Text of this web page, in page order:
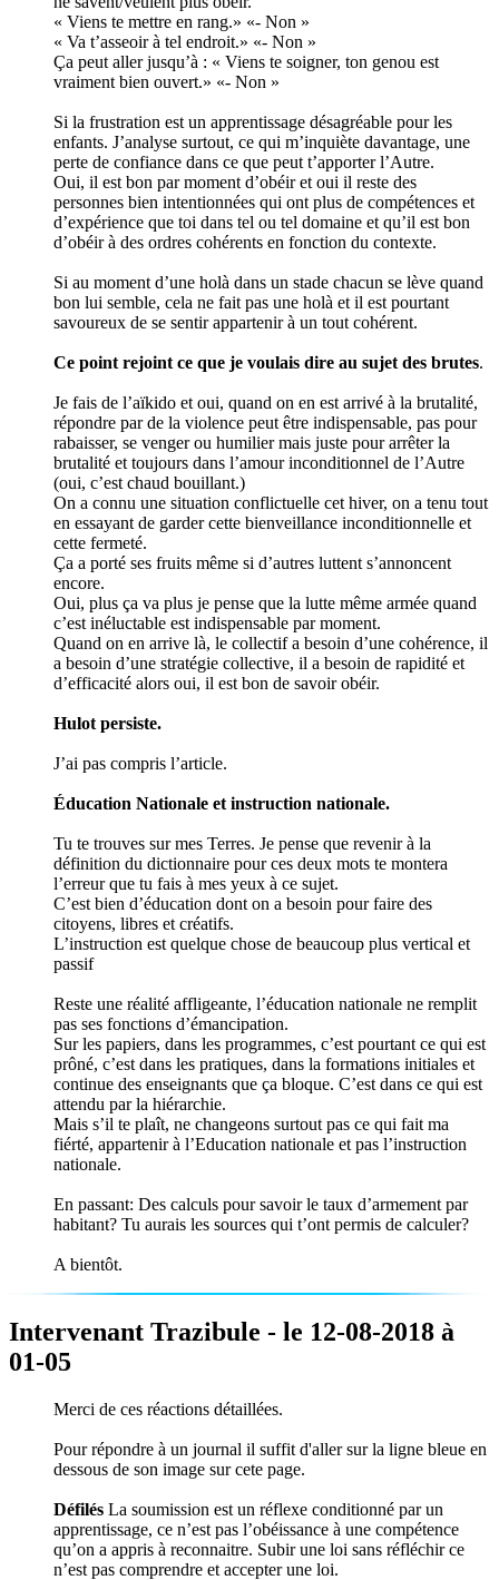
« Viens te mettre en rang.» «- Non »
« Va t’asseoir à tel endroit.» «- Non »
Ça peut aller jusqu’à : « Viens te soigner, ton genou est
vraiment bien ouvert.» «- Non »
Si la frustration est un apprentissage désagréable pour les
enfants. J’analyse surtout, ce qui m’inquiète davantage, une
perte de confiance dans ce que peut t’apporter l’Autre.
Oui, il est bon par moment d’obéir et oui il reste des
personnes bien intentionnées qui ont plus de compétences et
d’expérience que toi dans tel ou tel domaine et qu’il est bon
d’obéir à des ordres cohérents en fonction du contexte.
Si au moment d’une holà dans un stade chacun se lève quand
bon lui semble, cela ne fait pas une holà et il est pourtant
savoureux de se sentir appartenir à un tout cohérent.
Ce point rejoint ce que je voulais dire au sujet des brutes.
Je fais de l’aïkido et oui, quand on en est arrivé à la brutalité,
répondre par de la violence peut être indispensable, pas pour
rabaisser, se venger ou humilier mais juste pour arrêter la
brutalité et toujours dans l’amour inconditionnel de l’Autre
(oui, c’est chaud bouillant.)
On a connu une situation conflictuelle cet hiver, on a tenu tout
en essayant de garder cette bienveillance inconditionnelle et
cette fermeté.
Ça a porté ses fruits même si d’autres luttent s’annoncent
encore.
Oui, plus ça va plus je pense que la lutte même armée quand
c’est inéluctable est indispensable par moment.
Quand on en arrive là, le collectif a besoin d’une cohérence, il
a besoin d’une stratégie collective, il a besoin de rapidité et
d’efficacité alors oui, il est bon de savoir obéir.
Hulot persiste.
J’ai pas compris l’article.
Éducation Nationale et instruction nationale.
Tu te trouves sur mes Terres. Je pense que revenir à la
définition du dictionnaire pour ces deux mots te montera
l’erreur que tu fais à mes yeux à ce sujet.
C’est bien d’éducation dont on a besoin pour faire des
citoyens, libres et créatifs.
L’instruction est quelque chose de beaucoup plus vertical et
passif
Reste une réalité affligeante, l’éducation nationale ne remplit
pas ses fonctions d’émancipation.
Sur les papiers, dans les programmes, c’est pourtant ce qui est
prôné, c’est dans les pratiques, dans la formations initiales et
continue des enseignants que ça bloque. C’est dans ce qui est
attendu par la hiérarchie.
Mais s’il te plaît, ne changeons surtout pas ce qui fait ma
fiérté, appartenir à l’Education nationale et pas l’instruction
nationale.
En passant: Des calculs pour savoir le taux d’armement par
habitant? Tu aurais les sources qui t’ont permis de calculer?
A bientôt.
Intervenant Trazibule - le 12-08-2018 à
01-05
Merci de ces réactions détaillées.
Pour répondre à un journal il suffit d'aller sur la ligne bleue en
dessous de son image sur cete page.
Défilés La soumission est un réflexe conditionné par un
apprentissage, ce n’est pas l’obéissance à une compétence
qu’on a appris à reconnaitre. Subir une loi sans réfléchir ce
n’est pas comprendre et accepter une loi.